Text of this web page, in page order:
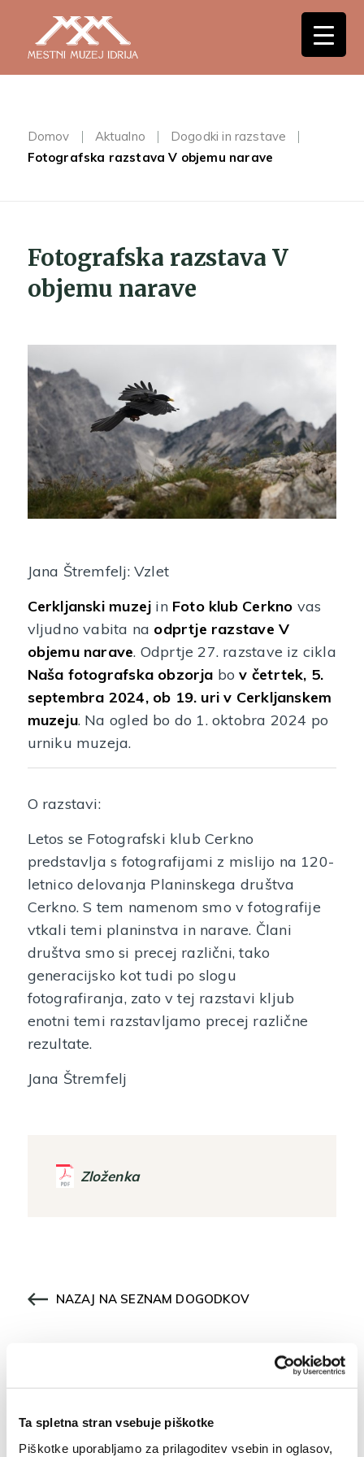
Ta spletna stran vsebuje piškotke
Piškotke uporabljamo za prilagoditev vsebin in oglasov,
Domov Aktualno
Dogodki in razstave
Fotografska razstava V objemu narave
Fotografska razstava V
objemu narave
Jana Štremfelj: Vzlet
Cerkljanski muzej in Foto klub Cerkno vas
vljudno vabita na odprtje razstave V
objemu narave. Odprtje 27. razstave iz cikla
Naša fotografska obzorja bov četrtek, 5.
septembra 2024, ob 19. uri v Cerkljanskem
muzeju. Na ogled bo do 1. oktobra 2024 po
urniku muzeja.
O razstavi:
Letos se Fotografski klub Cerkno
predstavlja s fotografijami z mislijo na 120-
letnico delovanja Planinskega društva
Cerkno. S tem namenom smo v fotografije
vtkali temi planinstva in narave. Člani
društva smo si precej različni, tako
generacijsko kot tudi po slogu
fotografiranja, zato v tej razstavi kljub
enotni temi razstavljamo precej različne
rezultate.
Jana Štremfelj
Zloženka
NAZAJ NA SEZNAM DOGODKOV